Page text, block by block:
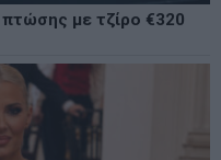
με τζίρο €320